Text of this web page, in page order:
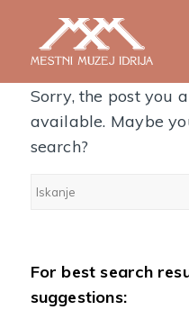
Nothing Found
Sorry, the post you
available. Maybe
search?
For best search
suggestions: